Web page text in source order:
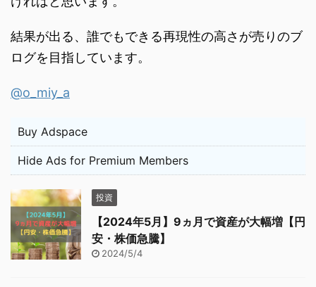
結果が出る、誰でもできる再現性の高さが売りのブ
ログを目指しています。
@o_miy_a
Buy Adspace
Hide Ads for Premium Members
投資
【2024年5月】9ヵ月で資産が大幅増【円
安・株価急騰】
2024/5/4